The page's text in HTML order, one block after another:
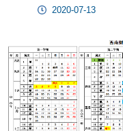
2020-07-13